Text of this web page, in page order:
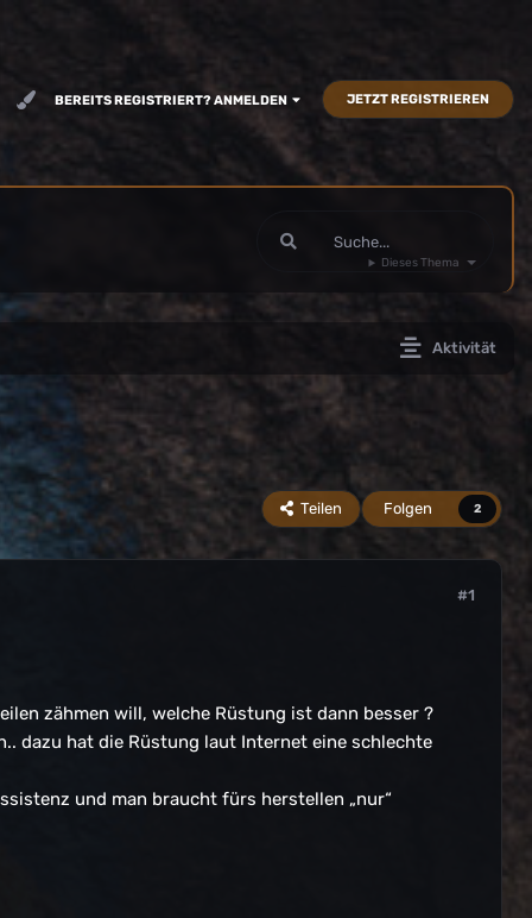
BEREITS REGISTRIERT? ANMELDEN JETZT REGISTRIEREN
Dieses Thema
Aktivität
Teilen Folgen 2
#1
zähmen will, welche Rüstung ist dann besser ?
dazu hat die Rüstung laut Internet eine schlechte
und man braucht fürs herstellen „nur“